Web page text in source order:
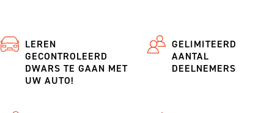
LEREN
GECONTROLEERD
DWARS TE GAAN MET
UW AUTO!
GELIMITEERD
AANTAL
DEELNEMERS